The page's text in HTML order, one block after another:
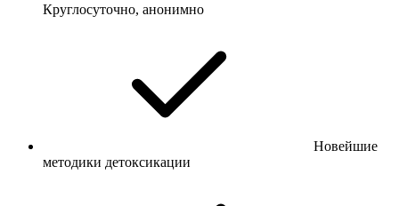
Круглосуточно, анонимно
Новейшие
методики детоксикации